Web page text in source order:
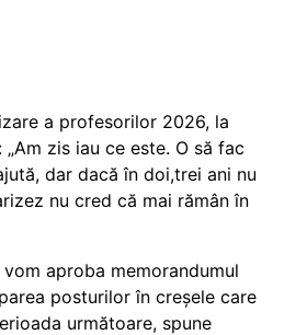
a profesorilor 2026, la
zis iau ce este. O să fac
dar dacă în doi,trei ani nu
nu cred că mai rămân în
aproba memorandumul
posturilor în creșele care
următoare, spune